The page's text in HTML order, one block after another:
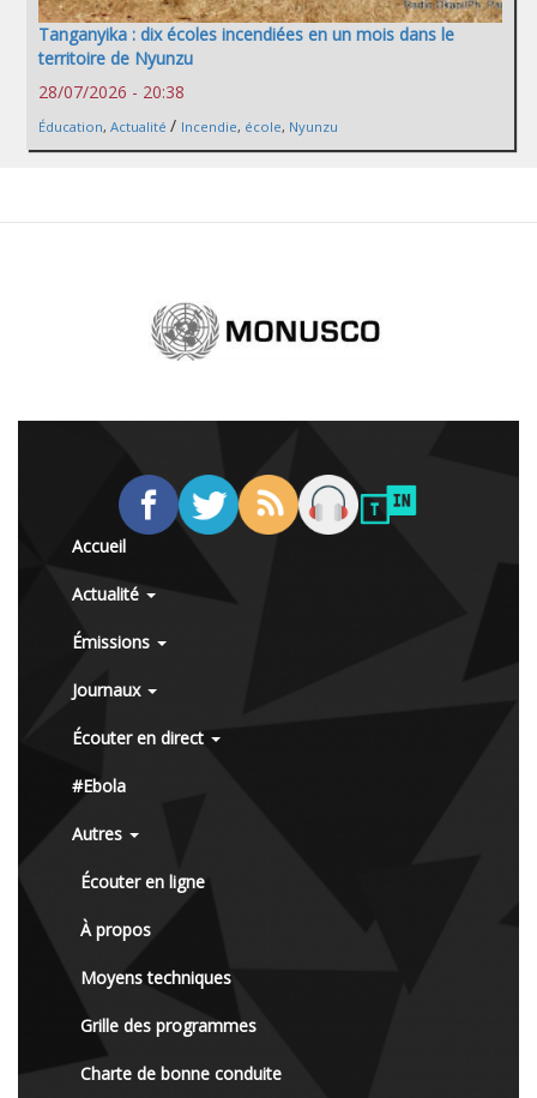
Tanganyika : dix écoles incendiées en un mois dans le
territoire de Nyunzu
28/07/2026 - 20:38
Éducation, Actualité / Incendie, école, Nyunzu
Accueil
Actualité
Émissions
Journaux
Écouter en direct
#Ebola
Autres
Écouter en ligne
À propos
Moyens techniques
Grille des programmes
Charte de bonne conduite